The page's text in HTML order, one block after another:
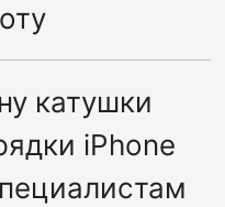
катушки
iPhone